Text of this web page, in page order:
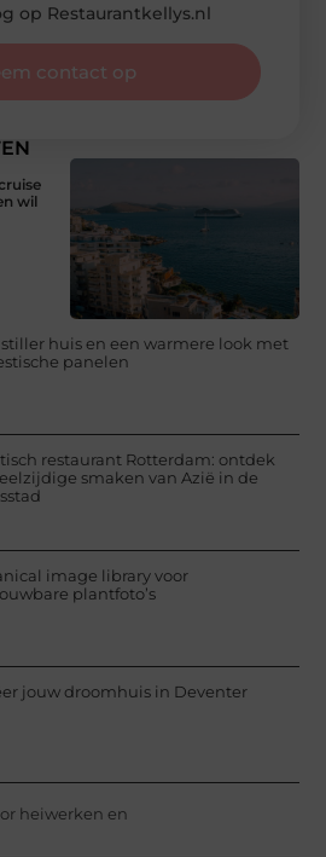
wil
stiller huis en een warmere look met
panelen
restaurant Rotterdam: ontdek
smaken van Azië in de
image library voor
plantfoto’s
jouw droomhuis in Deventer
heiwerken en
op Restaurantkellys.nl
contact op